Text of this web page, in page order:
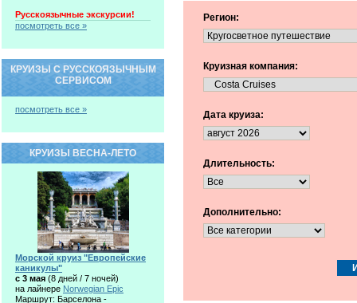
Регион:
Круизная компания:
Дата круиза:
Длительность:
Дополнительно:
Русскоязычные экскурсии!
посмотреть все »
КРУИЗЫ С РУССКОЯЗЫЧНЫМ
СЕРВИСОМ
посмотреть все »
КРУИЗЫ ВЕСНА-ЛЕТО
Морской круиз "Европейские
каникулы"
c 3 мая (8 дней / 7 ночей)
на лайнере Norwegian Epic
Маршрут: Барселона -